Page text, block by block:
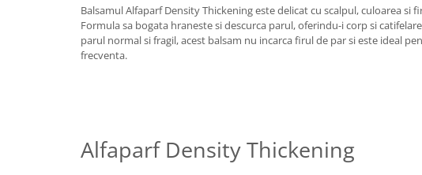
Balsamul Alfaparf Density Thickening este delicat cu scalpul, culoarea si
Formula sa bogata hraneste si descurca parul, oferindu-i corp si
parul normal si fragil, acest balsam nu incarca firul de par si este ideal
frecventa.
Alfaparf Density Thickening